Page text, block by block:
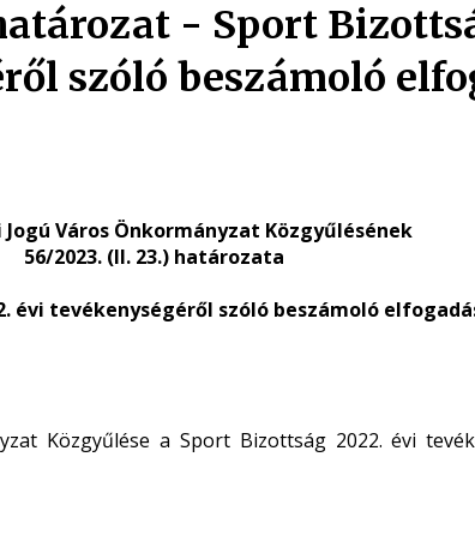
- Sport
szóló beszámoló
Jogú Város Önkormányzat Közgyűlésének
56/2023. (II. 23.) határozata
évi tevékenységéről szóló beszámoló
Közgyűlése a Sport Bizottság 2022. évi